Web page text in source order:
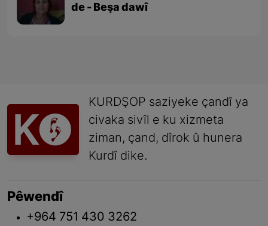
de - Beşa dawî
KURDŞOP saziyeke çandî ya
civaka sivîl e ku xizmeta
ziman, çand, dîrok û hunera
Kurdî dike.
Pêwendî
+964 751 430 3262